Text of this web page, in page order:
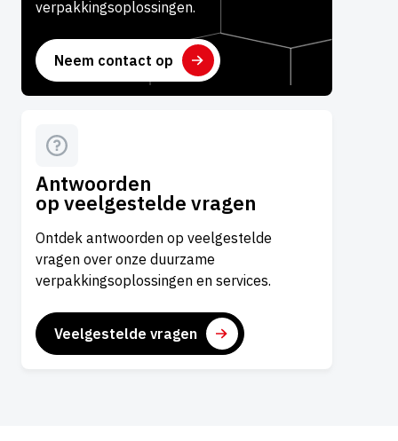
verpakkingsoplossingen.
Neem contact op
Antwoorden
op veelgestelde vragen
Ontdek antwoorden op veelgestelde
vragen over onze duurzame
verpakkingsoplossingen en services.
Veelgestelde vragen